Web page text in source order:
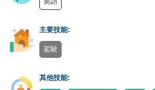
主要技能:
駕駛
其他技能: